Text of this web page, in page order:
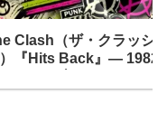
Clash（ザ・クラッシ
『Hits Back』― 1982
ディールのステージに